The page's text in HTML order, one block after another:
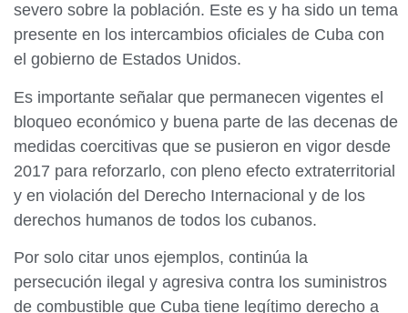
severo sobre la población. Este es y ha sido un tema
presente en los intercambios oficiales de Cuba con
el gobierno de Estados Unidos.
Es importante señalar que permanecen vigentes el
bloqueo económico y buena parte de las decenas de
medidas coercitivas que se pusieron en vigor desde
2017 para reforzarlo, con pleno efecto extraterritorial
y en violación del Derecho Internacional y de los
derechos humanos de todos los cubanos.
Por solo citar unos ejemplos, continúa la
persecución ilegal y agresiva contra los suministros
de combustible que Cuba tiene legítimo derecho a